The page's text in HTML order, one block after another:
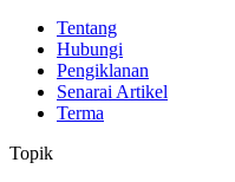
Tentang
Hubungi
Pengiklanan
Senarai Artikel
Terma
Topik